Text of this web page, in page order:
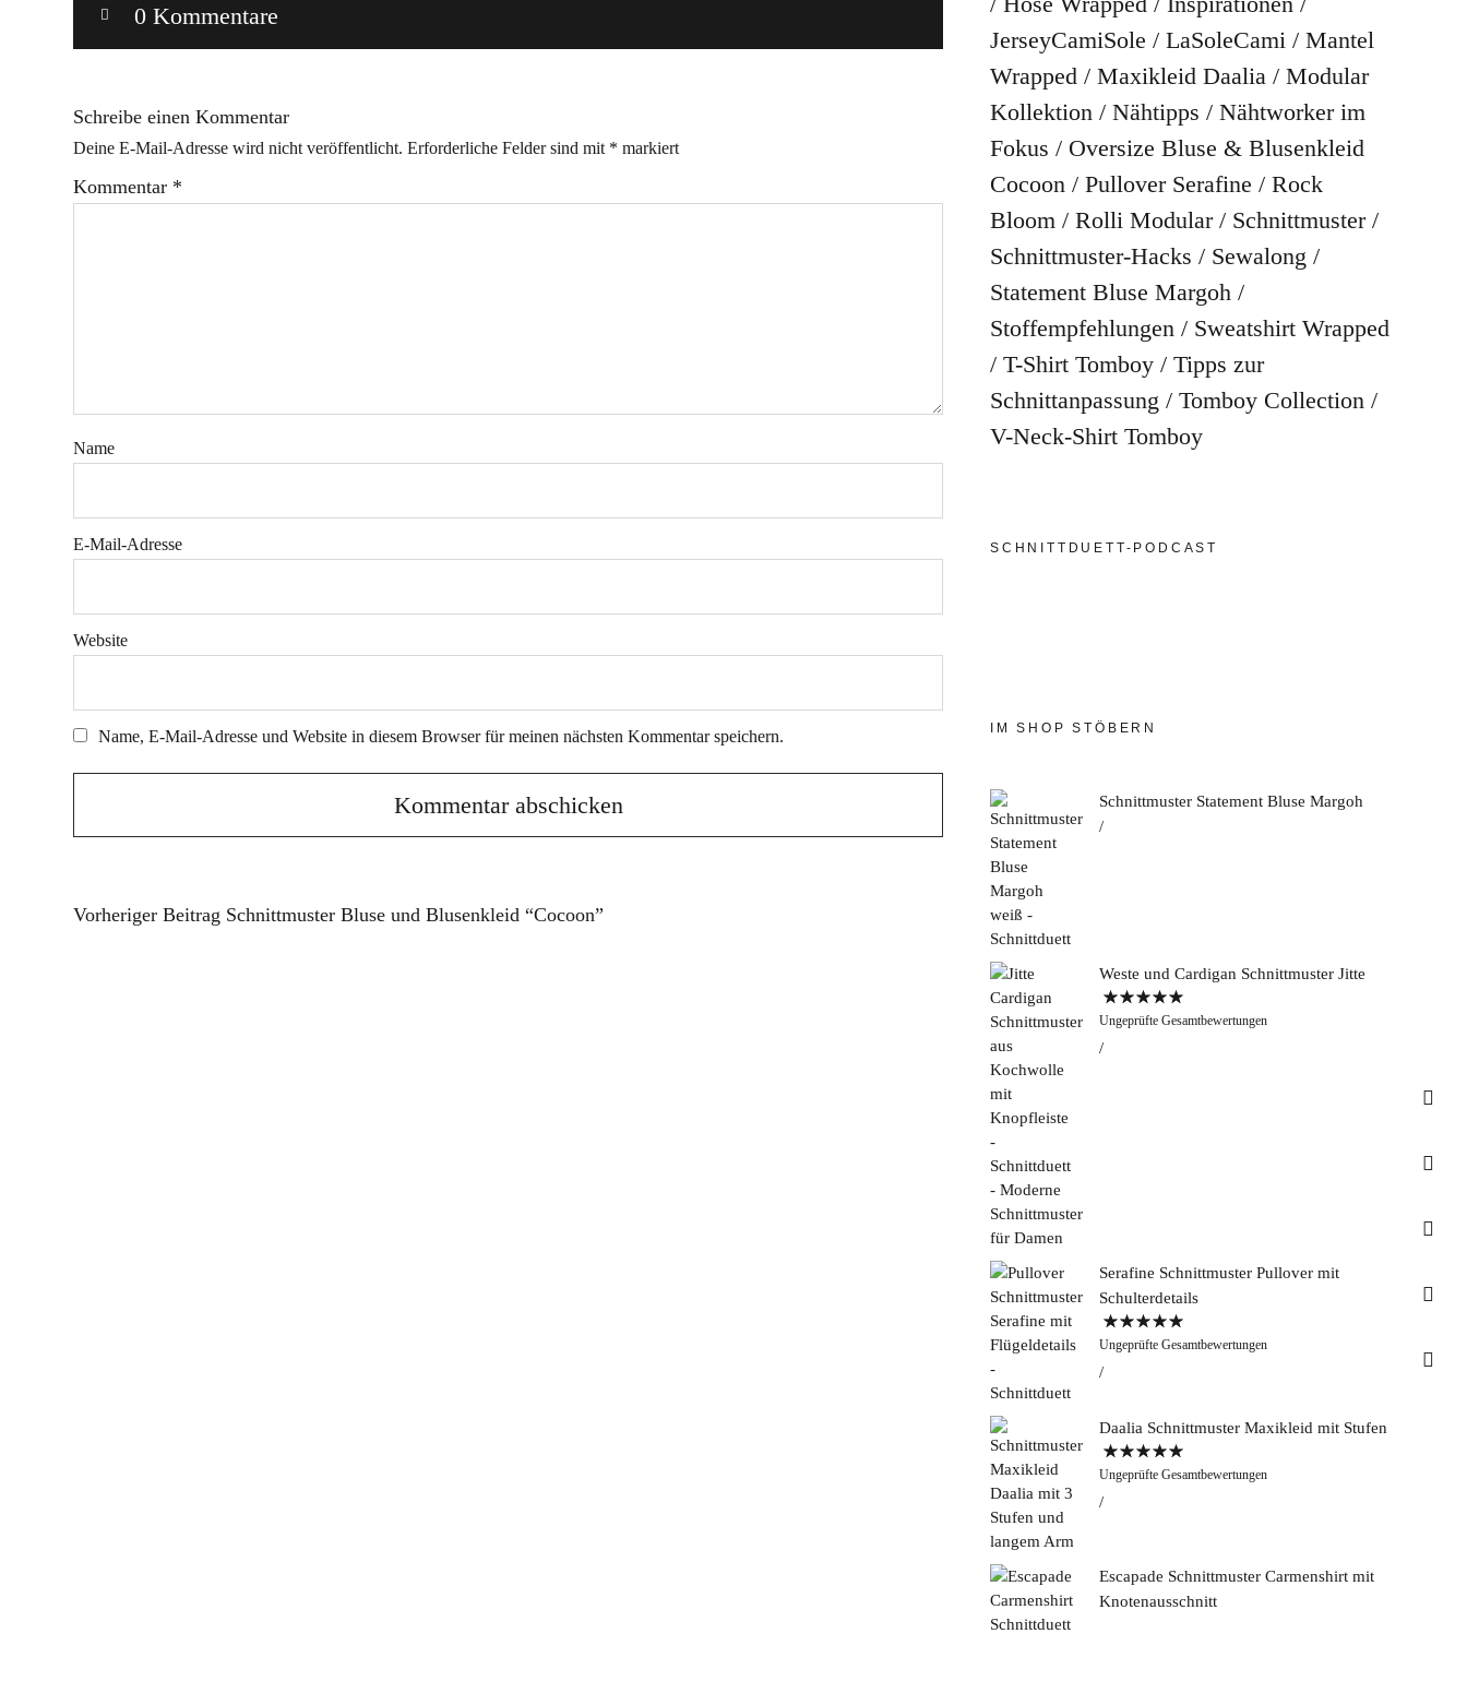
&
0 Kommentare
Schreibe einen Kommentar
Deine E-Mail-Adresse wird nicht veröffentlicht. Erforderliche Felder sind mit * markiert
Kommentar *
Name
E-Mail-Adresse
Website
Name, E-Mail-Adresse und Website in diesem Browser für meinen nächsten Kommentar speichern.
Vorheriger Beitrag Schnittmuster Bluse und Blusenkleid “Cocoon”
JerseyCamiSole
LaSoleCami
Mantel
Wrapped
Maxikleid Daalia
Modular
Kollektion
Nähtipps
Nähtworker im
Fokus
Oversize Bluse & Blusenkleid
Cocoon
Pullover Serafine
Rock
Bloom
Rolli Modular
Schnittmuster
Schnittmuster-Hacks
Sewalong
Statement Bluse Margoh
Stoffempfehlungen
Sweatshirt Wrapped
T-Shirt Tomboy
Tipps zur
Schnittanpassung
Tomboy Collection
V-Neck-Shirt Tomboy
SCHNITTDUETT-PODCAST
IM SHOP STÖBERN
Schnittmuster Statement Bluse Margoh
Weste und Cardigan Schnittmuster Jitte
Bewertet mit
5.00von 5
Ungeprüfte Gesamtbewertungen
Serafine Schnittmuster Pullover mit
Schulterdetails
Bewertet mit
5.00von 5
Ungeprüfte Gesamtbewertungen
Daalia Schnittmuster Maxikleid mit Stufen
Bewertet mit
5.00von 5
Ungeprüfte Gesamtbewertungen
Escapade Schnittmuster Carmenshirt mit
Knotenausschnitt